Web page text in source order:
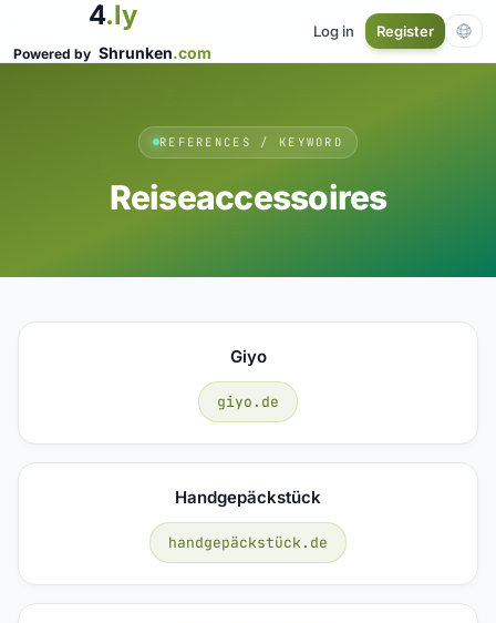
4.ly
Powered by Shrunken.com
Log in Register
REFERENCES / KEYWORD
Reiseaccessoires
Giyo
giyo.de
Handgepäckstück
handgepäckstück.de